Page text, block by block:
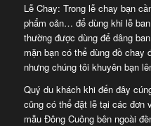
Lễ Chay: Trong lễ chay bạn
phẩm oản… để dùng khi lễ
thường được dùng để dâng
mặn bạn có thể dùng đồ
nhưng chúng tôi khuyên bạn
Quý du khách khi đến đây
cũng có thể đặt lễ tại các đơn
mẫu Đông Cuông bên ngoài